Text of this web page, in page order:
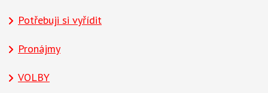
Potřebuji si vyřídit
Pronájmy
VOLBY